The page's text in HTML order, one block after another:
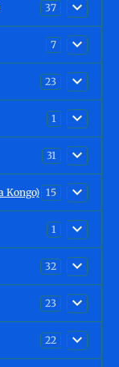
37
7
23
1
31
Kongo) 15
1
32
23
22